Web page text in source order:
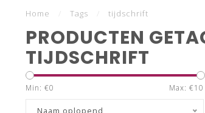
Home Tags tijdschrift
PRODUCTEN
TIJDSCHRIFT
Min: €0 Max: €10
Naam oplopend